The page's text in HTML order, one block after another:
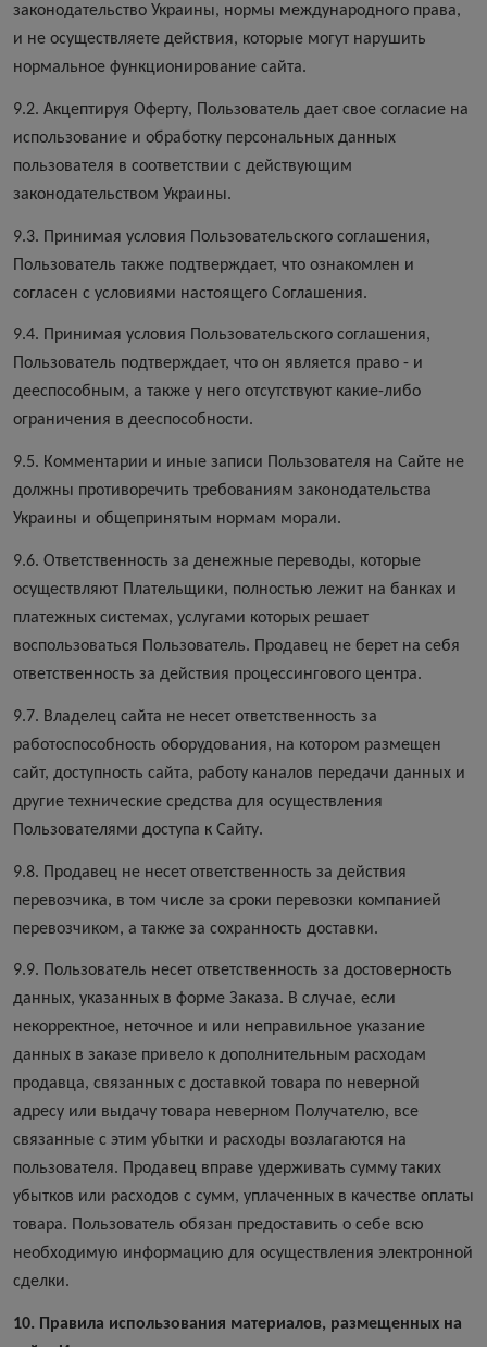
законодательство Украины, нормы международного права,
и не осуществляете действия, которые могут нарушить
нормальное функционирование сайта.
9.2. Акцептируя Оферту, Пользователь дает свое согласие на
использование и обработку персональных данных
пользователя в соответствии с действующим
законодательством Украины.
9.3. Принимая условия Пользовательского соглашения,
Пользователь также подтверждает, что ознакомлен и
согласен с условиями настоящего Соглашения.
9.4. Принимая условия Пользовательского соглашения,
Пользователь подтверждает, что он является право - и
дееспособным, а также у него отсутствуют какие-либо
ограничения в дееспособности.
9.5. Комментарии и иные записи Пользователя на Сайте не
должны противоречить требованиям законодательства
Украины и общепринятым нормам морали.
9.6. Ответственность за денежные переводы, которые
осуществляют Плательщики, полностью лежит на банках и
платежных системах, услугами которых решает
воспользоваться Пользователь. Продавец не берет на себя
ответственность за действия процессингового центра.
9.7. Владелец сайта не несет ответственность за
работоспособность оборудования, на котором размещен
сайт, доступность сайта, работу каналов передачи данных и
другие технические средства для осуществления
Пользователями доступа к Сайту.
9.8. Продавец не несет ответственность за действия
перевозчика, в том числе за сроки перевозки компанией
перевозчиком, а также за сохранность доставки.
9.9. Пользователь несет ответственность за достоверность
данных, указанных в форме Заказа. В случае, если
некорректное, неточное и или неправильное указание
данных в заказе привело к дополнительным расходам
продавца, связанных с доставкой товара по неверной
адресу или выдачу товара неверном Получателю, все
связанные с этим убытки и расходы возлагаются на
пользователя. Продавец вправе удерживать сумму таких
убытков или расходов с сумм, уплаченных в качестве оплаты
товара. Пользователь обязан предоставить о себе всю
необходимую информацию для осуществления электронной
сделки.
10. Правила использования материалов, размещенных на